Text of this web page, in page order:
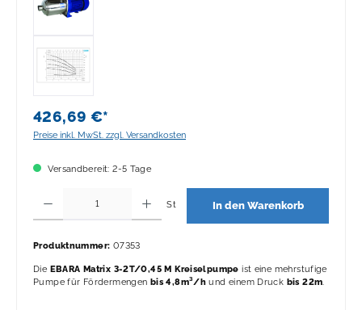
426,69 €*
Preise inkl. MwSt. zzgl. Versandkosten
Versandbereit: 2-5 Tage
St In den Warenkorb
Produktnummer: 07353
Die EBARA Matrix 3-2T/0,45 M Kreiselpumpeist eine mehrstufige
Pumpe für Fördermengen bis 4,8m³/h und einem Druck bis 22m.